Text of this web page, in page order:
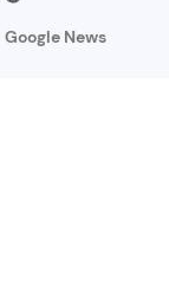
Google News